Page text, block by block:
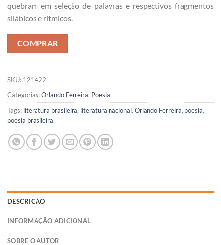
quebram em seleção de palavras e respectivos fragmentos
silábicos e rítmicos.
COMPRAR
SKU: 121422
Categorias:Orlando Ferreira, Poesia
Tags: literatura brasileira, literatura nacional, Orlando Ferreira, poesia,
poesia brasileira
DESCRIÇÃO
INFORMAÇÃO ADICIONAL
SOBRE O AUTOR